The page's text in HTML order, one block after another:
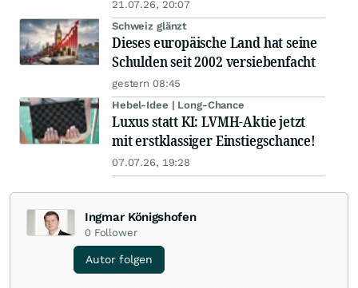
21.07.26, 20:07
Schweiz glänzt
Dieses europäische Land hat seine
Schulden seit 2002 versiebenfacht
gestern 08:45
Hebel-Idee | Long-Chance
Luxus statt KI: LVMH-Aktie jetzt
mit erstklassiger Einstiegschance!
07.07.26, 19:28
Ingmar Königshofen
0 Follower
Autor folgen